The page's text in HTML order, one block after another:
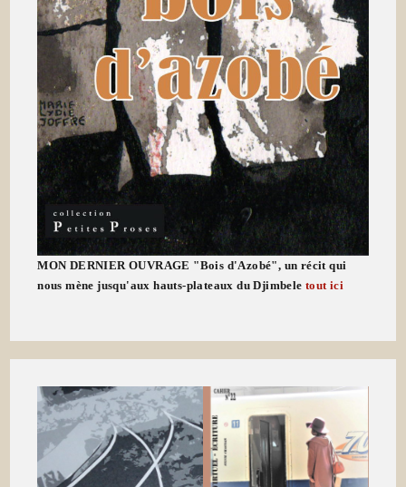
MON DERNIER OUVRAGE "Bois d'Azobé", un récit qui
nous mène jusqu'aux hauts-plateaux du Djimbeletout ici